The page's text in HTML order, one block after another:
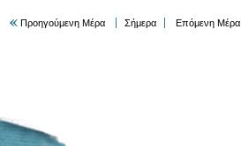
Προηγούμενη Μέρα Σήμερα Επόμενη Μέρα